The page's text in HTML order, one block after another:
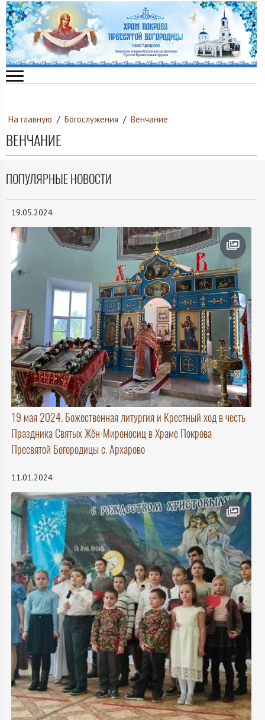
На главную / Богослужения / Венчание
ВЕНЧАНИЕ
ПОПУЛЯРНЫЕ НОВОСТИ
19.05.2024
19 мая 2024. Божественная литургия и Крестный ход в честь
Праздника Святых Жён-Мироносиц в Храме Покрова
Пресвятой Богородицы с. Архарово
11.01.2024